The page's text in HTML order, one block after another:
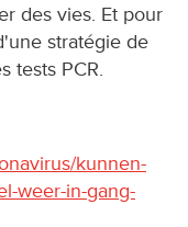
des vies. Et pour
stratégie de
tests PCR.
kunnen-
weer-in-gang-